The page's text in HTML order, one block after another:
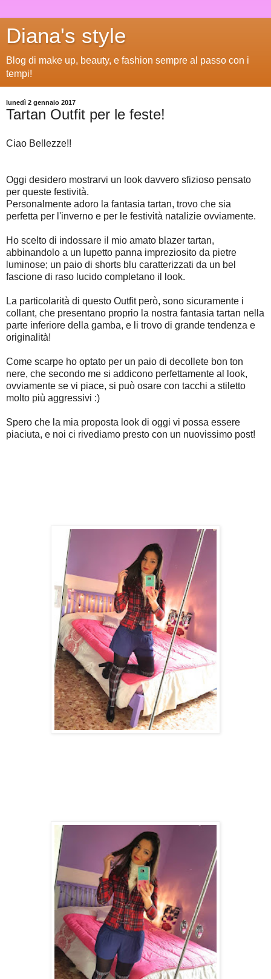
Diana's style
Blog di make up, beauty, e fashion sempre al passo con i
tempi!
lunedì 2 gennaio 2017
Tartan Outfit per le feste!
Ciao Bellezze!!
Oggi desidero mostrarvi un look davvero sfizioso pensato
per queste festività.
Personalmente adoro la fantasia tartan, trovo che sia
perfetta per l'inverno e per le festività natalizie ovviamente.
Ho scelto di indossare il mio amato blazer tartan,
abbinandolo a un lupetto panna impreziosito da pietre
luminose; un paio di shorts blu caratterizzati da un bel
fascione di raso lucido completano il look.
La particolarità di questo Outfit però, sono sicuramente i
collant, che presentano proprio la nostra fantasia tartan nella
parte inferiore della gamba, e li trovo di grande tendenza e
originalità!
Come scarpe ho optato per un paio di decollete bon ton
nere, che secondo me si addicono perfettamente al look,
ovviamente se vi piace, si può osare con tacchi a stiletto
molto più aggressivi :)
Spero che la mia proposta look di oggi vi possa essere
piaciuta, e noi ci rivediamo presto con un nuovissimo post!